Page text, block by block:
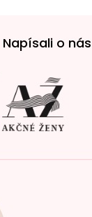
Napísali o nás